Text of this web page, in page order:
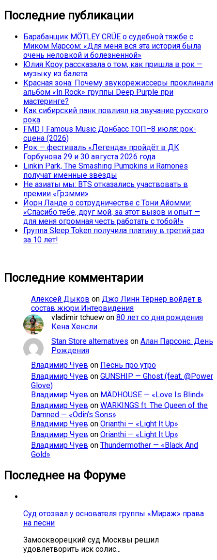
Последние публикации
Барабанщик MÖTLEY CRÜE о судебной тяжбе с
Миком Марсом: «Для меня вся эта история была
очень неловкой и болезненной»
Юлия Кроу рассказала о том, как пришла в рок —
музыку из балета
Красная зона: Почему звукорежиссеры проклинали
альбом «In Rock» группы Deep Purple при
мастеринге?
Как сибирский панк повлиял на звучание русского
рока
FMD | Famous Music Донбасс ТОП–8 июля: рок-
сцена (2026)
Рок — фестиваль «Легенда» пройдёт в ДК
Горбунова 29 и 30 августа 2026 года
Linkin Park, The Smashing Pumpkins и Ramones
получат именные звёзды
Не азиаты мы: BTS отказались участвовать в
премии «Грэмми»
Йорн Ланде о сотрудничестве с Тони Айомми:
«Спасибо тебе, друг мой, за этот вызов и опыт —
для меня огромная честь работать с тобой!»
Группа Sleep Token получила платину в третий раз
за 10 лет!
Последние комментарии
Алексей Дыков on Джо Линн Тёрнер войдёт в
состав жюри Интервидения
vladimir tchuew on 80 лет со дня рождения
Кена Хенсли
Stan Store alternatives on Алан Парсонс. День
Рождения
Владимир Чуев on Песнь про утро
Владимир Чуев on GUNSHIP — Ghost (feat. @Power
Glove)
Владимир Чуев on MÄDHOUSE — «Love Is Blind»
Владимир Чуев on WARKINGS ft. The Queen of the
Damned — «Odin’s Sons»
Владимир Чуев on Orianthi — «Light It Up»
Владимир Чуев on Orianthi — «Light It Up»
Владимир Чуев on Thundermother — «Black And
Gold»
Последнее на Форуме
Суд отозвал у основателя группы «Мираж» права
на песни
Замоскворецкий суд Москвы решил
удовлетворить иск солис...